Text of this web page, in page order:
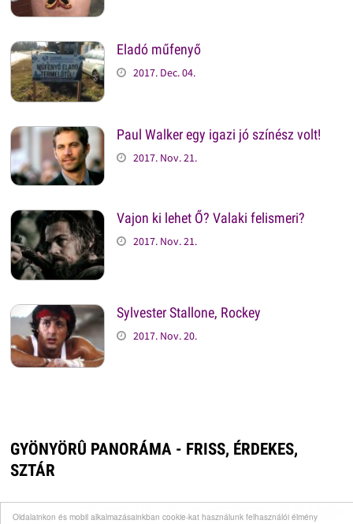
Oldalainkon és mobil alkalmazásainkban cookie-kat használunk felhasználói élmény
Eladó műfenyő
2017. Dec. 04.
Paul Walker egy igazi jó színész volt!
2017. Nov. 21.
Vajon ki lehet Ő? Valaki felismeri?
2017. Nov. 21.
Sylvester Stallone, Rockey
2017. Nov. 20.
GYÖNYÖRÛ PANORÁMA - FRISS, ÉRDEKES,
SZTÁR
TETSZIK?TÖLTS FEL FOTÓT TE IS!ÚJ KÉP